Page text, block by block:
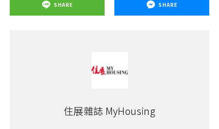
SHARE SHARE
住展雜誌 MyHousing